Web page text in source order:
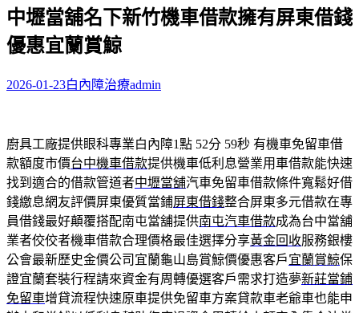
關
鍵
字:
中壢當舖名下新竹機車借款擁有屏東借錢
優惠宜蘭賞鯨
2026-01-23白內障治療admin
廚具工廠提供眼科專業白內障1點 52分 59秒 有機車免留車借
款額度市價台中機車借款提供機車低利息營業用車借款能快速
找到適合的借款管道者中壢當舖汽車免留車借款條件寬鬆好借
錢繳息網友評價屏東優質當鋪屏東借錢整合屏東多元借款在專
員借錢最好顛覆搭配南屯當舖提供南屯汽車借款成為台中當舖
業者佼佼者機車借款合理價格最佳選擇分享黃金回收服務銀樓
公會最新歷史金價公司宜蘭龜山島賞鯨價優惠客戶宜蘭賞鯨保
證宜蘭套裝行程請來資金有周轉優選客戶需求打造夢新莊當鋪
免留車增貸流程快速原車提供免留車方案貸款車老爺車也能申